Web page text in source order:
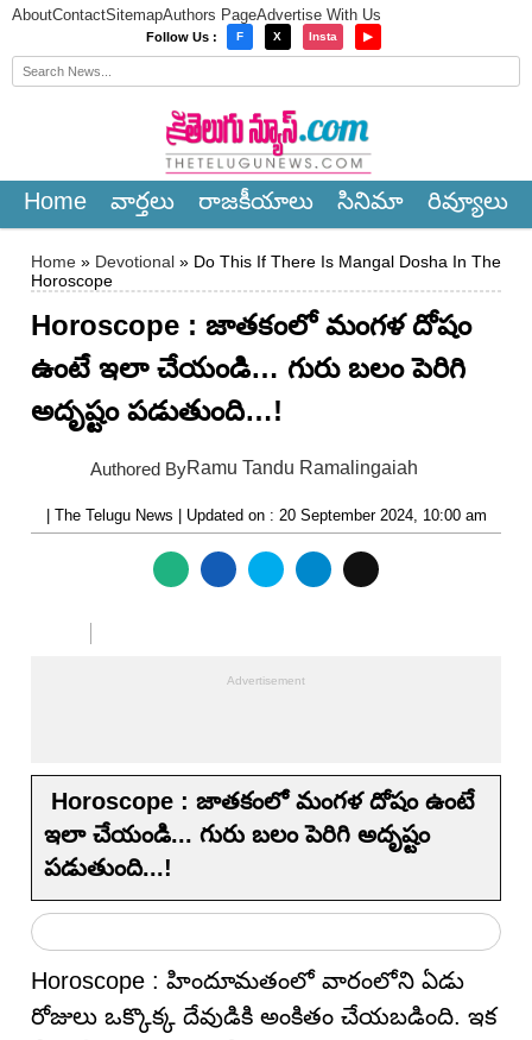
AboutContactSitemapAuthors PageAdvertise With Us
Follow Us : F X Insta ▶
Home వార్త‌లు రాజ‌కీయాలు సినిమా రివ్యూలు
Home » Devotional » Do This If There Is Mangal Dosha In The
Horoscope
Horoscope : జాతకంలో మంగళ దోషం
ఉంటే ఇలా చేయండి… గురు బలం పెరిగి
అదృష్టం పడుతుంది…!
Authored ByRamu Tandu Ramalingaiah
| The Telugu News | Updated on : 20 September 2024, 10:00 am
Horoscope : జాతకంలో మంగళ దోషం ఉంటే
ఇలా చేయండి... గురు బలం పెరిగి అదృష్టం
పడుతుంది...!
Horoscope : హిందూమతంలో వారంలోని ఏడు
రోజులు ఒక్కొక్క దేవుడికి అంకితం చేయబడింది. ఇక